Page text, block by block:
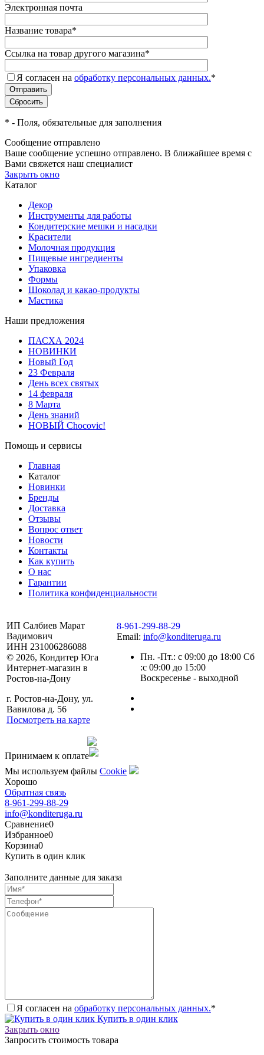
Электронная почта
Название товара*
Ссылка на товар другого магазина*
Я согласен на обработку персональных данных.*
* - Поля, обязательные для заполнения
Сообщение отправлено
Ваше сообщение успешно отправлено. В ближайшее время с
Вами свяжется наш специалист
Закрыть окно
Каталог
Декор
Инструменты для работы
Кондитерские мешки и насадки
Красители
Молочная продукция
Пищевые ингредиенты
Упаковка
Формы
Шоколад и какао-продукты
Мастика
Наши предложения
ПАСХА 2024
НОВИНКИ
Новый Год
23 Февраля
День всех святых
14 февраля
8 Марта
День знаний
НОВЫЙ Chocovic!
Помощь и сервисы
Главная
Каталог
Новинки
Бренды
Доставка
Отзывы
Вопрос ответ
Новости
Контакты
Как купить
О нас
Гарантии
Политика конфиденциальности
ИП Салбиев Марат
Вадимович
ИНН 231006286088
© 2026, Кондитер Юга
Интернет-магазин в
Ростов-на-Дону
г. Ростов-на-Дону, ул.
Вавилова д. 56
Посмотреть на карте
8-961-299-88-29
Email: info@konditeruga.ru
Пн. -Пт.: с 09:00 до 18:00 Сб
:с 09:00 до 15:00
Воскресенье - выходной
Принимаем к оплате
Мы используем файлы Сookie
Хорошо
Обратная связь
8-961-299-88-29
info@konditeruga.ru
Сравнение0
Избранное0
Корзина0
Купить в один клик
Заполните данные для заказа
Я согласен на обработку персональных данных.*
Купить в один клик
Закрыть окно
Запросить стоимость товара